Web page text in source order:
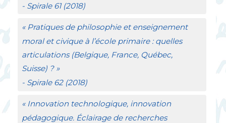
- Spirale61 (2018)
« Pratiques de philosophie et enseignement
moral et civique à l’école primaire : quelles
articulations (Belgique, France, Québec,
Suisse) ? »
- Spirale 62 (2018)
« Innovation technologique, innovation
pédagogique. Éclairage de recherches